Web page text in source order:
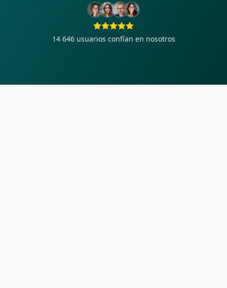
14 646 usuarios confían en nosotros